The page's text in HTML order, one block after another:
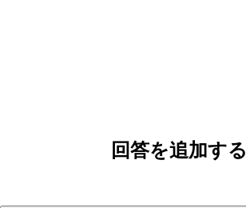
回答を追加する